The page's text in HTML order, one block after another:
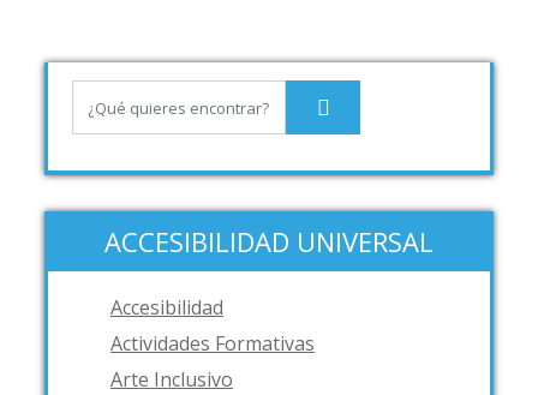
ACCESIBILIDAD UNIVERSAL
Accesibilidad
Actividades Formativas
Arte Inclusivo